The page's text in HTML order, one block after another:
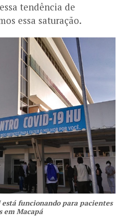
tendência de
essa saturação.
funcionando para pacientes
em Macapá